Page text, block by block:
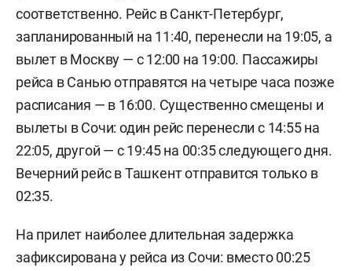
соответственно. Рейс в Санкт-Петербург,
запланированный на 11:40, перенесли на 19:05, а
вылет в Москву — с 12:00 на 19:00. Пассажиры
рейса в Санью отправятся на четыре часа позже
расписания — в 16:00. Существенно смещены и
вылеты в Сочи: один рейс перенесли с 14:55 на
22:05, другой — с 19:45 на 00:35 следующего дня.
Вечерний рейс в Ташкент отправится только в
02:35.
На прилет наиболее длительная задержка
зафиксирована у рейса из Сочи: вместо 00:25